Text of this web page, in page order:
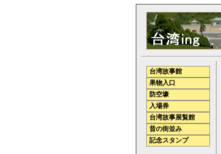
台湾故事館
果物入口
防空壕
入場券
台湾故事展覧館
昔の街並み
記念スタンプ